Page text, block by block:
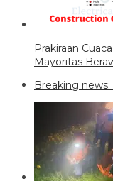
Prakiraan
Mayoritas
Breaking